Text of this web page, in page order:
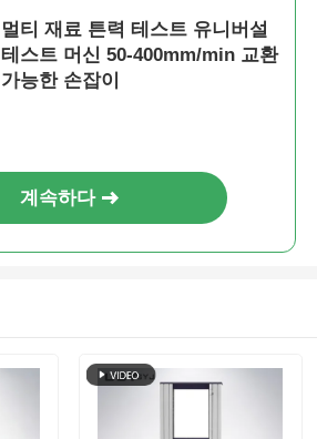
멀티 재료 튼력 테스트 유니버설
테스트 머신 50-400mm/min 교환
가능한 손잡이
계속하다